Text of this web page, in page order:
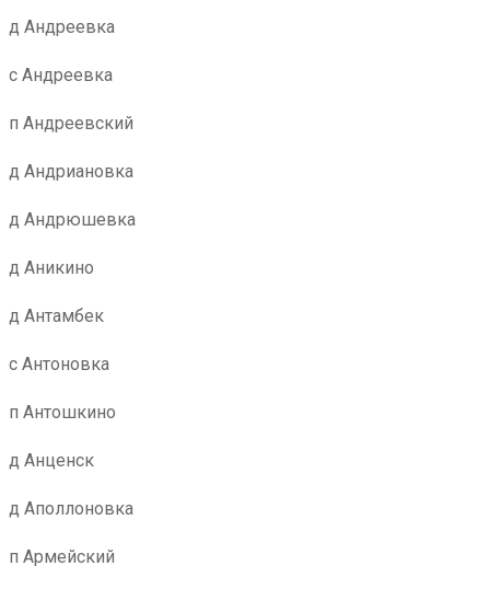
д Андреевка
с Андреевка
п Андреевский
д Андриановка
д Андрюшевка
д Аникино
д Антамбек
с Антоновка
п Антошкино
д Анценск
д Аполлоновка
п Армейский